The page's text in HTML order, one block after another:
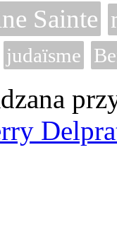
Sainte
judaïsme